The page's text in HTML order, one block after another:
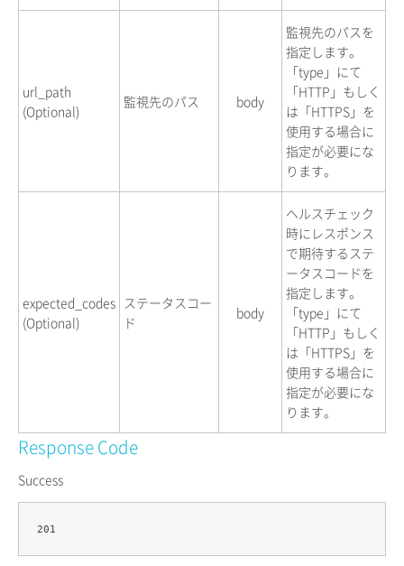
url_path
(Optional)
監視先のパス body
監視先のパスを
指定します。
「type」にて
「HTTP」もしく
は「HTTPS」を
使用する場合に
指定が必要にな
ります。
expected_codes
(Optional)
ステータスコー
ド
body
ヘルスチェック
時にレスポンス
で期待するステ
ータスコードを
指定します。
「type」にて
「HTTP」もしく
は「HTTPS」を
使用する場合に
指定が必要にな
ります。
Response Code
Success